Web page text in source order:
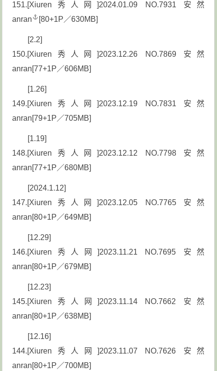
151.[Xiuren秀人网]2024.01.09 NO.7931 安然
anran
[80+1P／630MB]
[2.2]
150.[Xiuren秀人网]2023.12.26 NO.7869 安然
anran[77+1P／606MB]
[1.26]
149.[Xiuren秀人网]2023.12.19 NO.7831 安然
anran[79+1P／705MB]
[1.19]
148.[Xiuren秀人网]2023.12.12 NO.7798 安然
anran[77+1P／680MB]
[2024.1.12]
147.[Xiuren秀人网]2023.12.05 NO.7765 安然
anran[80+1P／649MB]
[12.29]
146.[Xiuren秀人网]2023.11.21 NO.7695 安然
anran[80+1P／679MB]
[12.23]
145.[Xiuren秀人网]2023.11.14 NO.7662 安然
anran[80+1P／638MB]
[12.16]
144.[Xiuren秀人网]2023.11.07 NO.7626 安然
anran[80+1P／700MB]